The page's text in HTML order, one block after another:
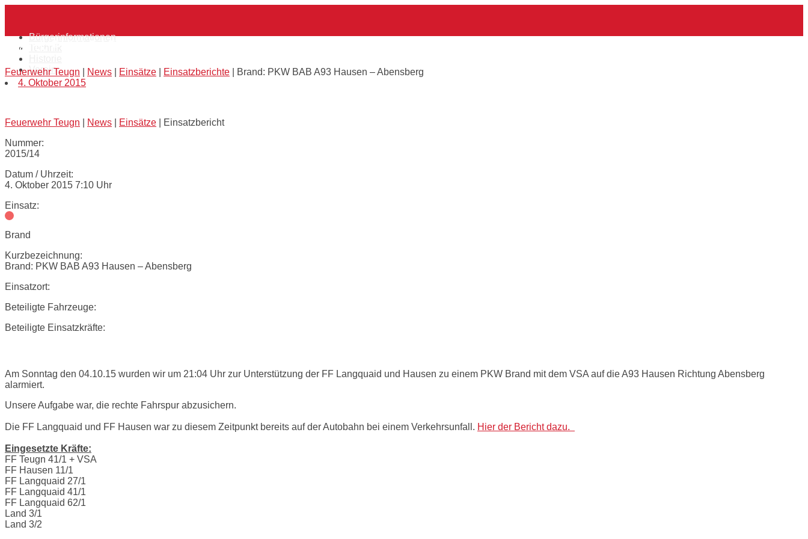
content
Bürgerinformationen
Verein
Brand: PKW BAB A93 Hausen – Abensberg
Feuerwehr Teugn News Einsätze Einsatzberichte
Brand: PKW BAB A93 Hausen – Abensberg
4. Oktober 2015
Feuerwehr Teugn News Einsätze
Einsatzbericht
Nummer:
2015/14
Datum / Uhrzeit:
4. Oktober 2015 7:10 Uhr
Einsatz:
Brand
Kurzbezeichnung:
Brand: PKW BAB A93 Hausen – Abensberg
Einsatzort:
Beteiligte Fahrzeuge:
Beteiligte Einsatzkräfte:
Am Sonntag den 04.10.15 wurden wir um 21:04 Uhr zur Unterstützung der FF Langquaid und Hausen zu einem PKW Brand mit dem VSA auf die A93 Hausen Richtung Abensberg
alarmiert.
Unsere Aufgabe war, die rechte Fahrspur abzusichern.
Die FF Langquaid und FF Hausen war zu diesem Zeitpunkt bereits auf der Autobahn bei einem Verkehrsunfall. Hier der Bericht dazu.
Eingesetzte Kräfte:
FF Teugn 41/1 + VSA
FF Hausen 11/1
FF Langquaid 27/1
FF Langquaid 41/1
FF Langquaid 62/1
Land 3/1
Land 3/2